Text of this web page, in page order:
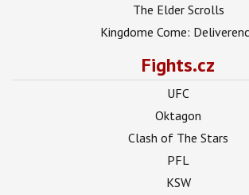
The Elder Scrolls
Kingdome Come:
Fights.cz
UFC
Oktagon
Clash of The Stars
PFL
KSW